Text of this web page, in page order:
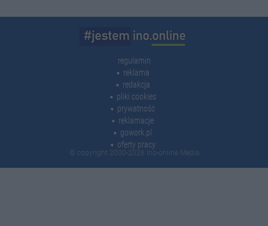
regulamin
reklama
redakcja
pliki cookies
prywatność
reklamacje
gowork.pl
oferty pracy
© copyright 2000-2026 Ino-online Media